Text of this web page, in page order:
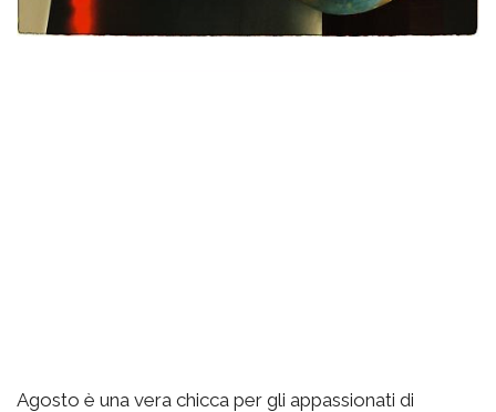
Agosto è una vera chicca per gli appassionati di